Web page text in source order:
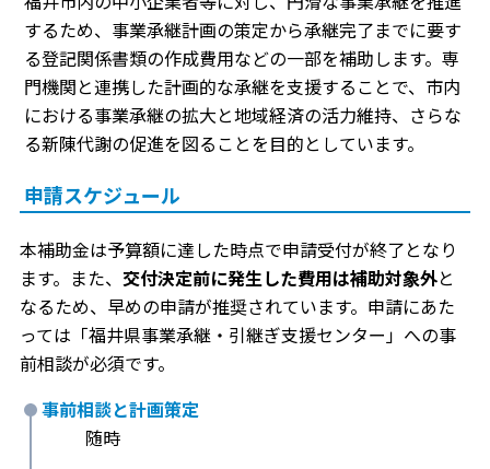
するため、事業承継計画の策定から承継完了までに要す
る登記関係書類の作成費用などの一部を補助します。専
門機関と連携した計画的な承継を支援することで、市内
における事業承継の拡大と地域経済の活力維持、さらな
る新陳代謝の促進を図ることを目的としています。
申請スケジュール
本補助金は予算額に達した時点で申請受付が終了となり
ます。また、 交付決定前に発生した費用は補助対象外と
なるため、早めの申請が推奨されています。申請にあた
っては「福井県事業承継・引継ぎ支援センター」への事
前相談が必須です。
事前相談と計画策定
随時